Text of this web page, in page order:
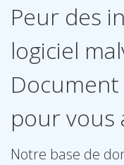
Peur des
logiciel
pour vous
Notre base de